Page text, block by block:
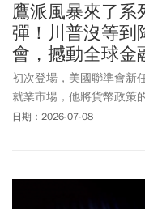
鷹派風暴來了系
彈！川普沒等
會，撼動全球金
初次登場，美國聯準會
就業市場，他將貨幣政策
是，升息預期扶搖直上，
日期：2026-07-08